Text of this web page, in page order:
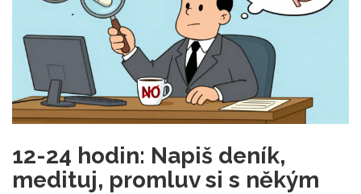
12-24 hodin: Napiš deník,
medituj, promluv si s někým